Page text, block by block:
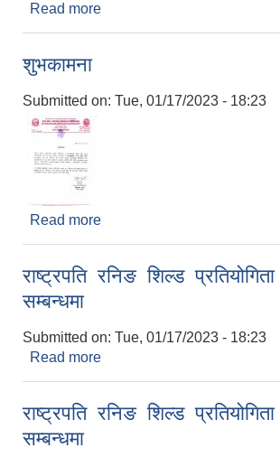
Read more
शुभकामना
Submitted on: Tue, 01/17/2023 - 18:23
Read more
राष्ट्रपति रनिङ शिल्ड
सम्बन्धमा
Submitted on: Tue, 01/17/2023 - 18:23
Read more
राष्ट्रपति रनिङ शिल्ड
सम्बन्धमा